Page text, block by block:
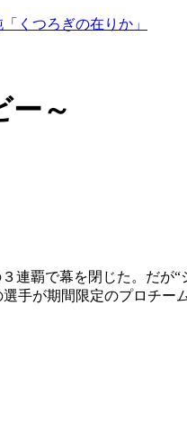
くつろぎの在りか」
～
連覇で幕を閉じた。だが“
手が期間限定のプロチー